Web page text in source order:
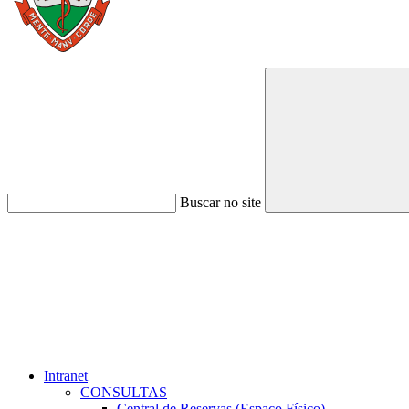
Buscar no site
Intranet
CONSULTAS